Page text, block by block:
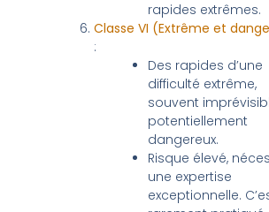
rapides extrêmes.
Classe VI (Extrême et
:
Des rapides d’une
difficulté extrême,
souvent
potentiellement
dangereux.
Risque élevé,
une expertise
exceptionnelle.